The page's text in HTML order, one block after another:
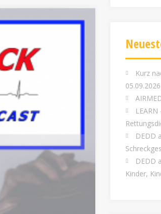
Kurz
DEDD
DEDD
Kinder,